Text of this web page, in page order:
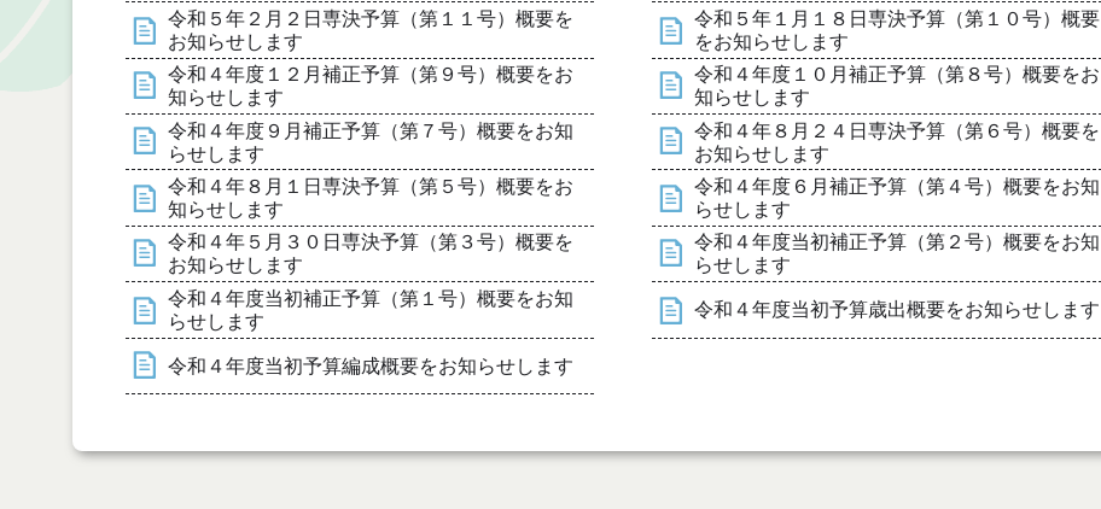
令和５年２月２日専決予算（第１１号）概要を
お知らせします
令和５年１月１８日専決予算（第１０号）概要
をお知らせします
令和４年度１２月補正予算（第９号）概要をお
知らせします
令和４年度１０月補正予算（第８号）概要をお
知らせします
令和４年度９月補正予算（第７号）概要をお知
らせします
令和４年８月２４日専決予算（第６号）概要を
お知らせします
令和４年８月１日専決予算（第５号）概要をお
知らせします
令和４年度６月補正予算（第４号）概要をお知
らせします
令和４年５月３０日専決予算（第３号）概要を
お知らせします
令和４年度当初補正予算（第２号）概要をお知
らせします
令和４年度当初補正予算（第１号）概要をお知
らせします
令和４年度当初予算歳出概要をお知らせします
令和４年度当初予算編成概要をお知らせします